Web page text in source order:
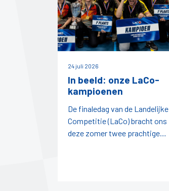
24 juli 2026
In beeld: onze LaCo-
kampioenen
De finaledag van de Landelijke
Competitie (LaCo) bracht ons
deze zomer twee prachtige